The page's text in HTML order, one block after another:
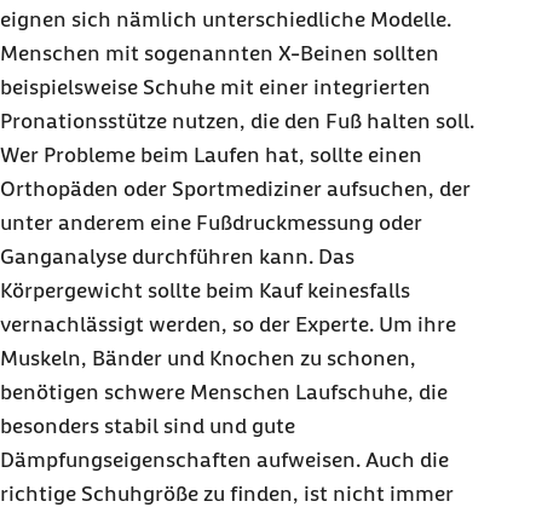
eignen sich nämlich unterschiedliche Modelle.
Menschen mit sogenannten X-Beinen sollten
beispielsweise Schuhe mit einer integrierten
Pronationsstütze nutzen, die den Fuß halten soll.
Wer Probleme beim Laufen hat, sollte einen
Orthopäden oder Sportmediziner aufsuchen, der
unter anderem eine Fußdruckmessung oder
Ganganalyse durchführen kann. Das
Körpergewicht sollte beim Kauf keinesfalls
vernachlässigt werden, so der Experte. Um ihre
Muskeln, Bänder und Knochen zu schonen,
benötigen schwere Menschen Laufschuhe, die
besonders stabil sind und gute
Dämpfungseigenschaften aufweisen. Auch die
richtige Schuhgröße zu finden, ist nicht immer